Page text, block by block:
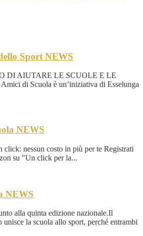
Sport NEWS
DI AIUTARE LE SCUOLE E LE
di Scuola è un’iniziativa di Esselunga
NEWS
click: nessun costo in più per te Registrati
su "Un click per la...
NEWS
alla quinta edizione nazionale.Il
unisce la scuola allo sport, perché entrambi